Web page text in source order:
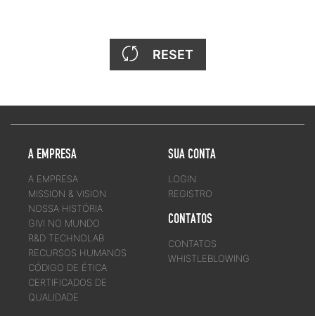
RESET
A EMPRESA
A EMPRESA
MISSION & VISION
NOSSA HISTÓRIA
GIVI NO MUNDO
R&D TECHNOLAB
RECURSOS HUMANOS
CÓDIGO DE ÉTICA
CERTIFICADOS DE
QUALIDADE
SUA CONTA
LOGIN
REGISTRO
CONTATOS
CONTATOS
WHISTLEBLOWING